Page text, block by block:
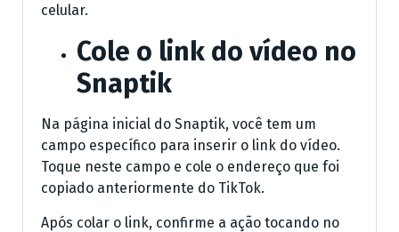
celular.
Cole o link do vídeo no
Snaptik
Na página inicial do Snaptik, você tem um
campo específico para inserir o link do vídeo.
Toque neste campo e cole o endereço que foi
copiado anteriormente do TikTok.
Após colar o link, confirme a ação tocando no